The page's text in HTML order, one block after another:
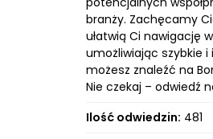
branży. Zachęcamy
ułatwią Ci nawigację
umożliwiając szybkie
możesz znaleźć na
Nie czekaj – odwiedź
Ilość odwiedzin: 481